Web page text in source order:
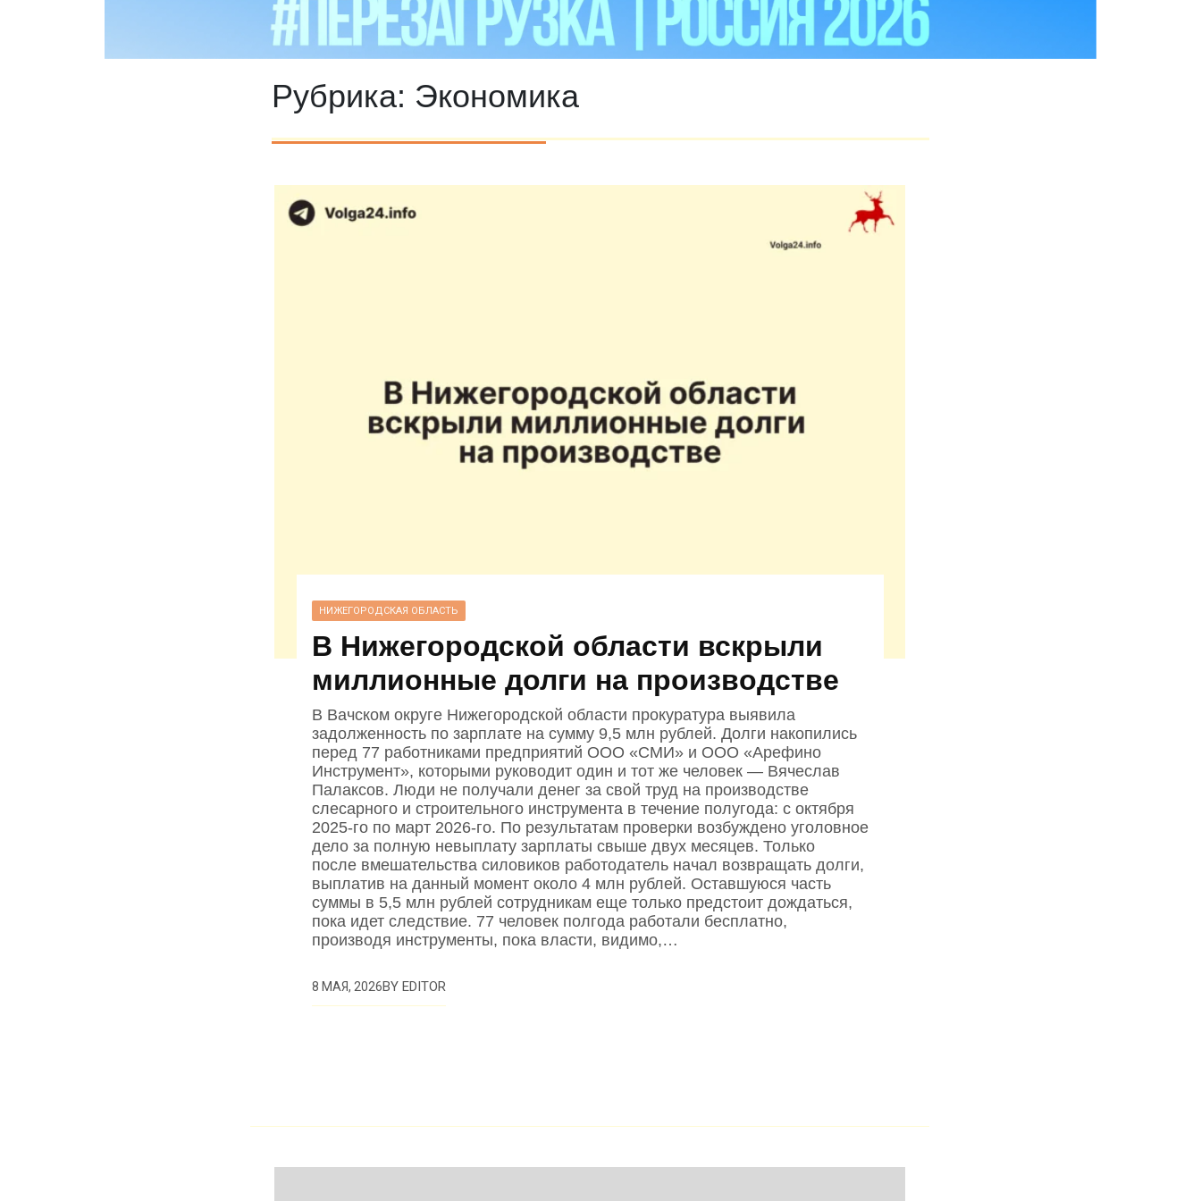
Рубрика: Экономика
НИЖЕГОРОДСКАЯ ОБЛАСТЬ
В Нижегородской области вскрыли
миллионные долги на производстве
В Вачском округе Нижегородской области прокуратура выявила
задолженность по зарплате на сумму 9,5 млн рублей. Долги накопились
перед 77 работниками предприятий ООО «СМИ» и ООО «Арефино
Инструмент», которыми руководит один и тот же человек — Вячеслав
Палаксов. Люди не получали денег за свой труд на производстве
слесарного и строительного инструмента в течение полугода: с октября
2025‑го по март 2026‑го. По результатам проверки возбуждено уголовное
дело за полную невыплату зарплаты свыше двух месяцев. Только
после вмешательства силовиков работодатель начал возвращать долги,
выплатив на данный момент около 4 млн рублей. Оставшуюся часть
суммы в 5,5 млн рублей сотрудникам еще только предстоит дождаться,
пока идет следствие. 77 человек полгода работали бесплатно,
производя инструменты, пока власти, видимо,…
8 МАЯ, 2026BY EDITOR